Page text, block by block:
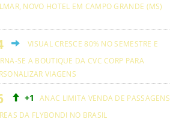
NOVO HOTEL EM CAMPO GRANDE (MS)
VISUAL CRESCE 80% NO SEMESTRE E
SE A BOUTIQUE DA CVC CORP PARA
VIAGENS
+1
ANAC LIMITA VENDA DE PASSAGENS
DA FLYBONDI NO BRASIL